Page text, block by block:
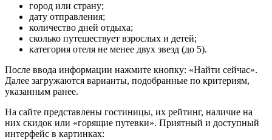
город или страну;
дату отправления;
количество дней отдыха;
сколько путешествует взрослых и детей;
категория отеля не менее двух звезд (до 5).
После ввода информации нажмите кнопку: «Найти сейчас».
Далее загружаются варианты, подобранные по критериям,
указанным ранее.
На сайте представлены гостиницы, их рейтинг, наличие на
них скидок или «горящие путевки». Приятный и доступный
интерфейс в картинках: